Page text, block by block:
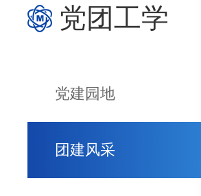
党团工学
党建园地
团建风采